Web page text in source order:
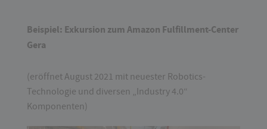
Beispiel: Exkursion zum Amazon Fulfillment-Center
Gera
(eröffnet August 2021 mit neuester Robotics-
Technologie und diversen „Industry 4.0“
Komponenten)